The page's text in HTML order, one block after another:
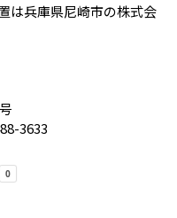
は兵庫県尼崎市の株式会
3633